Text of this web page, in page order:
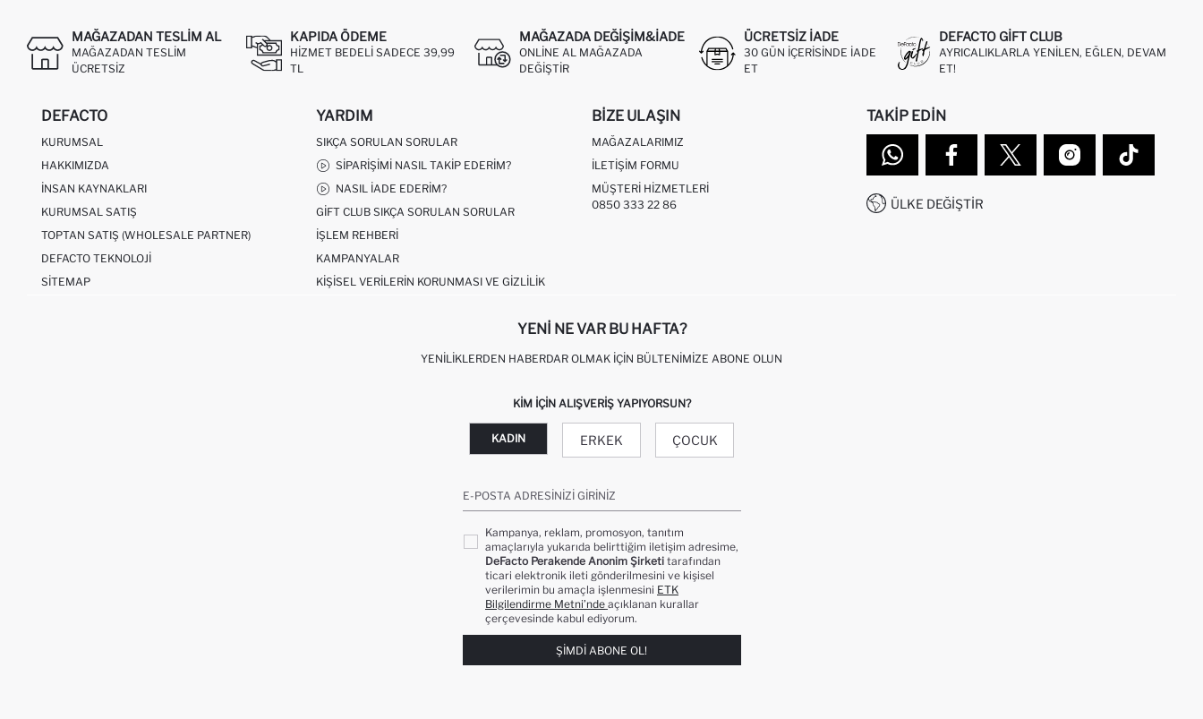
MAĞAZADAN TESLIM AL
MAĞAZADAN TESLIM
ÜCRETSIZ
KAPIDA ÖDEME
HIZMET BEDELI SADECE 39,99
TL
MAĞAZADA DEĞIŞIM&İADE
ONLINE AL MAĞAZADA
DEĞIŞTIR
ÜCRETSIZ IADE
30 GÜN IÇERISINDE IADE
ET
DEFACTO GIFT CLUB
AYRICALIKLARLA YENILEN, EĞLEN, DEVAM
ET!
DEFACTO
KURUMSAL
HAKKIMIZDA
İNSAN KAYNAKLARI
KURUMSAL SATIŞ
TOPTAN SATIŞ (WHOLESALE PARTNER)
DEFACTO TEKNOLOJI
SITEMAP
YARDIM
SIKÇA SORULAN SORULAR
SIPARIŞIMI NASIL TAKIP EDERIM?
NASIL İADE EDERIM?
GIFT CLUB SIKÇA SORULAN SORULAR
İŞLEM REHBERI
KAMPANYALAR
KIŞISEL VERILERIN KORUNMASI VE GIZLILIK
BIZE ULAŞIN
MAĞAZALARIMIZ
İLETIŞIM FORMU
MÜŞTERI HIZMETLERI
0850 333 22 86
TAKIP EDIN
ÜLKE DEĞIŞTIR
YENI NE VAR BU HAFTA?
YENILIKLERDEN HABERDAR OLMAK İÇIN BÜLTENIMIZE ABONE OLUN
KIM IÇIN ALIŞVERIŞ YAPIYORSUN?
KADIN ERKEK ÇOCUK
E-POSTA ADRESINIZI GIRINIZ
Kampanya, reklam, promosyon, tanıtım
amaçlarıyla yukarıda belirttiğim iletişim adresime,
DeFacto Perakende Anonim Şirketi tarafından
ticari elektronik ileti gönderilmesini ve kişisel
verilerimin bu amaçla işlenmesini ETK
Bilgilendirme Metni’nde açıklanan kurallar
çerçevesinde kabul ediyorum.
ŞIMDI ABONE OL!